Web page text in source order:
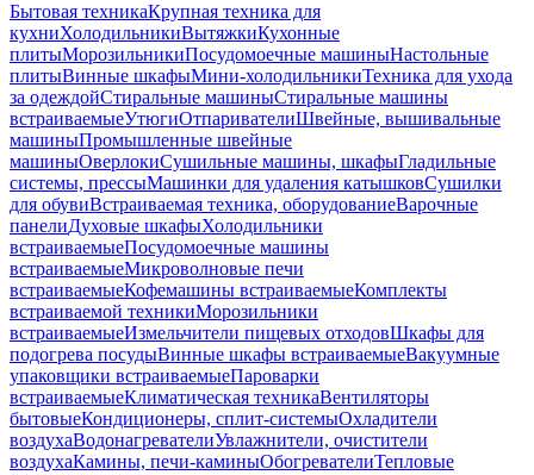
Бытовая техникаКрупная техника для
кухниХолодильникиВытяжкиКухонные
плитыМорозильникиПосудомоечные машиныНастольные
плитыВинные шкафыМини-холодильникиТехника для ухода
за одеждойСтиральные машиныСтиральные машины
встраиваемыеУтюгиОтпаривателиШвейные, вышивальные
машиныПромышленные швейные
машиныОверлокиСушильные машины, шкафыГладильные
системы, прессыМашинки для удаления катышковСушилки
для обувиВстраиваемая техника, оборудованиеВарочные
панелиДуховые шкафыХолодильники
встраиваемыеПосудомоечные машины
встраиваемыеМикроволновые печи
встраиваемыеКофемашины встраиваемыеКомплекты
встраиваемой техникиМорозильники
встраиваемыеИзмельчители пищевых отходовШкафы для
подогрева посудыВинные шкафы встраиваемыеВакуумные
упаковщики встраиваемыеПароварки
встраиваемыеКлиматическая техникаВентиляторы
бытовыеКондиционеры, сплит-системыОхладители
воздухаВодонагревателиУвлажнители, очистители
воздухаКамины, печи-каминыОбогревателиТепловые